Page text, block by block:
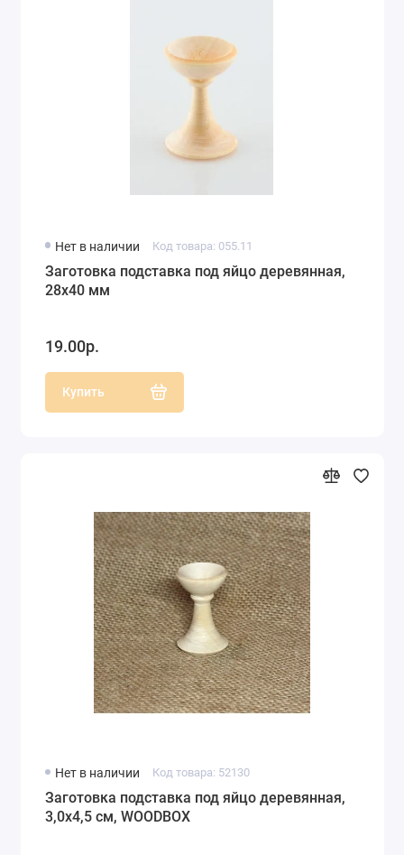
Нет в наличии Код товара: 055.11
Заготовка подставка под яйцо деревянная,
28х40 мм
19.00р.
Купить
Нет в наличии Код товара: 52130
Заготовка подставка под яйцо деревянная,
3,0х4,5 см, WOODBOX